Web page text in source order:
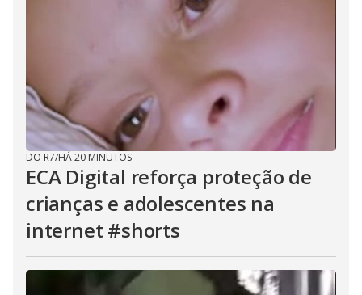
DO R7/HÁ 20 MINUTOS
ECA Digital reforça proteção de
crianças e adolescentes na
internet #shorts